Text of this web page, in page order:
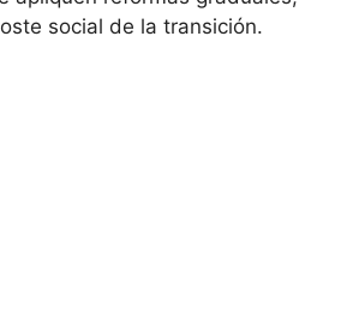
social de la transición.